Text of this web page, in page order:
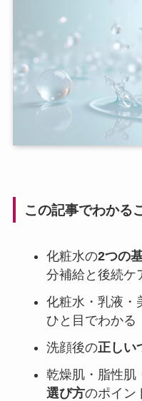
この記事でわかる
化粧水の2つの
分補給と後続ケ
化粧水・乳液・
ひと目でわかる
洗顔後の正しい
乾燥肌・脂性肌
選び方のポイン